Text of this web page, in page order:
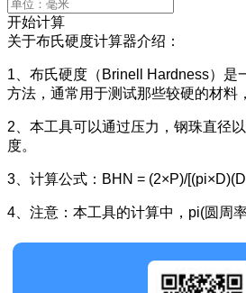
开始计算
关于布氏硬度计算器介绍：
1、布氏硬度（Brinell Hardness）是
方法，通常用于测试那些较硬的材料
2、本工具可以通过压力，钢珠直径
度。
3、计算公式：BHN = (2×P)/
4、注意：本工具的计算中，pi(圆周率